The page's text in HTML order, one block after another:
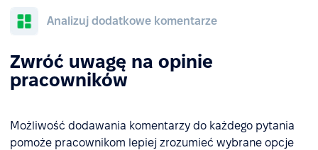
Analizuj dodatkowe komentarze
Zwróć uwagę na opinie
pracowników
Możliwość dodawania komentarzy do każdego pytania
pomoże pracownikom lepiej zrozumieć wybrane opcje